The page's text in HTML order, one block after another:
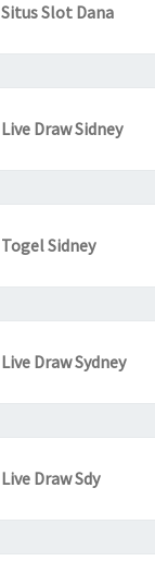
Situs Slot Dana
Live Draw Sidney
Togel Sidney
Live Draw Sydney
Live Draw Sdy